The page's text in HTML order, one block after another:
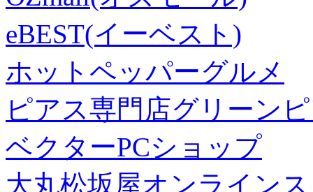
eBEST(イーベスト)
ホットペッパーグルメ
ピアス専門店グリーン
ベクターPCショップ
大丸松坂屋オンライン